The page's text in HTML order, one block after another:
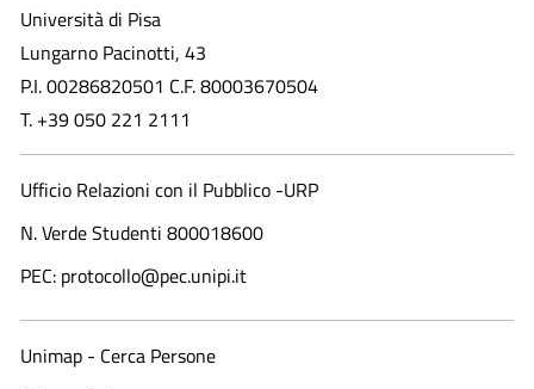
Università di Pisa
Lungarno Pacinotti, 43
P.I. 00286820501 C.F. 80003670504
T. +39 050 221 2111
Ufficio Relazioni con il Pubblico -URP
N. Verde Studenti 800018600​
PEC: protocollo@pec.unipi.it
Unimap - Cerca Persone